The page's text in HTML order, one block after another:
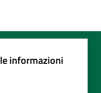
informazioni